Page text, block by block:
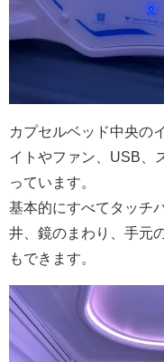
カプセルベッド中央の
イトやファン、USB、
っています。
基本的にすべてタッチ
井、鏡のまわり、手元
もできます。